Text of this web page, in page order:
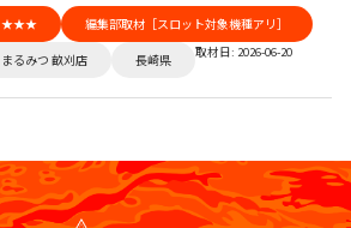
★★★
編集部取材［スロット対象機種アリ］
まるみつ 畝刈店
長崎県 取材日: 2026-06-20